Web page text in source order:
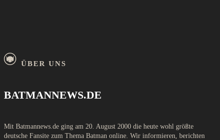
ÜBER UNS
BATMANNEWS.DE
Mit Batmannews.de ging am 20. August 2000 die heute wohl größte
deutsche Fansite zum Thema Batman online. Wir informieren, berichten